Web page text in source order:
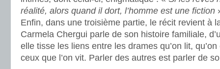
réalité, alors quand il dort, l’homme est une fiction
Enfin, dans une troisième partie, le récit revient à
Carmela Chergui parle de son histoire familiale,
elle tisse les liens entre les drames qu’on lit,
ceux que l’on vit. Parler des autres est parler de